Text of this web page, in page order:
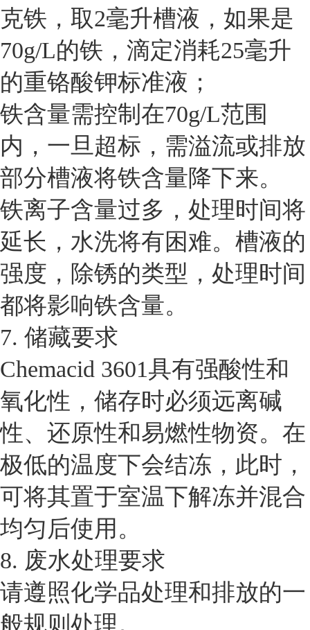
克铁，取2毫升槽液，如果是
70g/L的铁，滴定消耗25毫升
的重铬酸钾标准液；
铁含量需控制在70g/L范围
内，一旦超标，需溢流或排放
部分槽液将铁含量降下来。
铁离子含量过多，处理时间将
延长，水洗将有困难。槽液的
强度，除锈的类型，处理时间
都将影响铁含量。
7. 储藏要求
Chemacid 3601具有强酸性和
氧化性，储存时必须远离碱
性、还原性和易燃性物资。在
极低的温度下会结冻，此时，
可将其置于室温下解冻并混合
均匀后使用。
8. 废水处理要求
请遵照化学品处理和排放的一
般规则处理。